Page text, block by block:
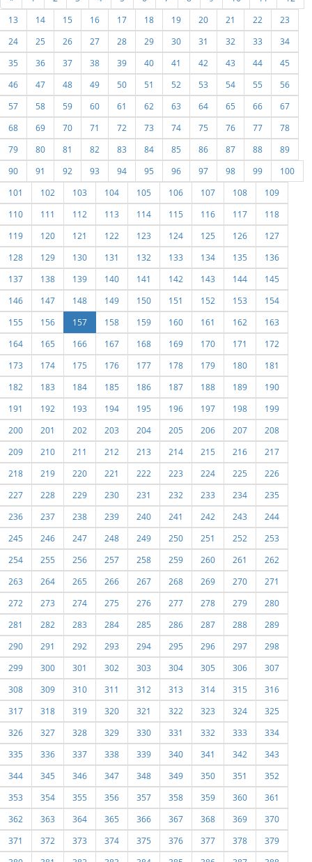
13
14 15 16 17 18 19 20 21 22
23
24
25 26 27 28 29 30 31 32 33
34
35
36 37 38 39 40 41 42 43 44
45
46
47 48 49 50 51 52 53 54 55
56
57
58 59 60 61 62 63 64 65 66
67
68
69 70 71 72 73 74 75 76 77
78
79
80 81 82 83 84 85 86 87 88
89
90
91 92 93 94 95 96 97 98 99
100
101
102 103 104 105 106 107 108
109
110
111 112 113 114 115 116 117
118
119
120 121 122 123 124 125 126
127
128
129 130 131 132 133 134 135
136
137
138 139 140 141 142 143 144
145
146
147 148 149 150 151 152 153
154
155
156 157 158 159 160 161 162
163
164
165 166 167 168 169 170 171
172
173
174 175 176 177 178 179 180
181
182
183 184 185 186 187 188 189
190
191
192 193 194 195 196 197 198
199
200
201 202 203 204 205 206 207
208
209
210 211 212 213 214 215 216
217
218
219 220 221 222 223 224 225
226
227
228 229 230 231 232 233 234
235
236
237 238 239 240 241 242 243
244
245
246 247 248 249 250 251 252
253
254
255 256 257 258 259 260 261
262
263
264 265 266 267 268 269 270
271
272
273 274 275 276 277 278 279
280
281
282 283 284 285 286 287 288
289
290
291 292 293 294 295 296 297
298
299
300 301 302 303 304 305 306
307
308
309 310 311 312 313 314 315
316
317
318 319 320 321 322 323 324
325
326
327 328 329 330 331 332 333
334
335
336 337 338 339 340 341 342
343
344
345 346 347 348 349 350 351
352
353
354 355 356 357 358 359 360
361
362
363 364 365 366 367 368 369
370
371
372 373 374 375 376 377 378
379